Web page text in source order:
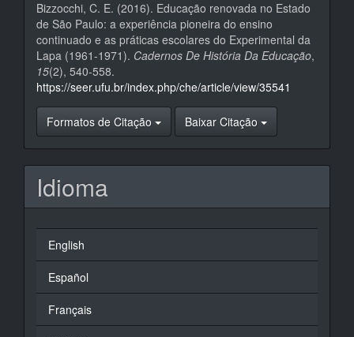
Bizzocchi, C. E. (2016). Educação renovada no Estado
de São Paulo: a experiência pioneira do ensino
continuado e as práticas escolares do Experimental da
Lapa (1961-1971). Cadernos De História Da Educação,
15(2), 540-558.
https://seer.ufu.br/index.php/che/article/view/35541
Formatos de Citação Baixar Citação
Idioma
English
Español
Français